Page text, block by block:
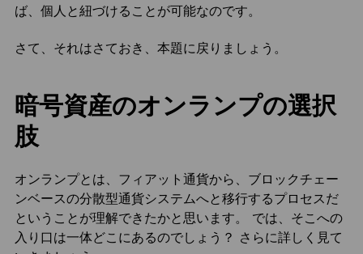
ば、個人と紐づけることが可能なのです。
さて、それはさておき、本題に戻りましょう。
暗号資産のオンランプの選択
肢
オンランプとは、フィアット通貨から、ブロックチェー
ンベースの分散型通貨システムへと移行するプロセスだ
ということが理解できたかと思います。 では、そこへの
入り口は一体どこにあるのでしょう？ さらに詳しく見て